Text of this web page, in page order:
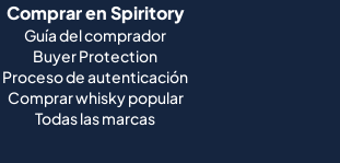
Comprar en Spiritory
Guía del comprador
Buyer Protection
Proceso de autenticación
Comprar whisky popular
Todas las marcas